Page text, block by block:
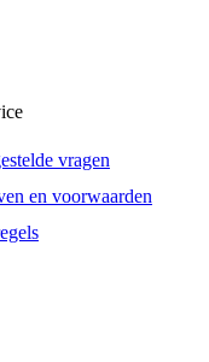
vragen
en voorwaarden